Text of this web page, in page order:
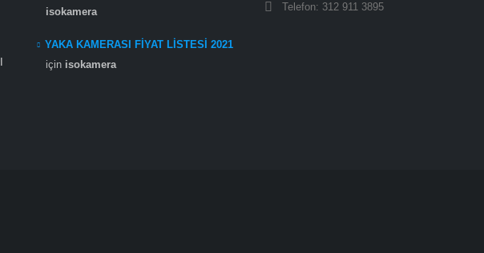
isokamera
YAKA KAMERASI FİYAT LİSTESİ 2021
için isokamera
Telefon: 312 911 3895